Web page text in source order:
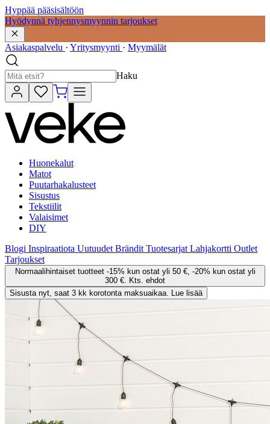
Hyppää pääsisältöön
Hyödynnä tyhjennysmyynnin tarjoukset
Asiakaspalvelu · Yritysmyynti · Myymälät
Haku
Huonekalut
Matot
Puutarhakalusteet
Sisustus
Tekstiilit
Valaisimet
DIY
Blogi Inspiraatiota Uutuudet Brändit Tuotesarjat Lahjakortti Outlet
Tarjoukset
Normaalihintaiset tuotteet -15% kun ostat yli 50 €, -20% kun ostat yli
300 €. Kts. ehdot
Sisusta nyt, saat 3 kk korotonta maksuaikaa. Lue lisää